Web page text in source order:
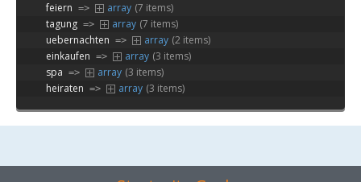
feiern => array (7 items)
tagung => array (7 items)
uebernachten => array (2 items)
einkaufen => array (3 items)
spa => array (3 items)
heiraten => array (3 items)